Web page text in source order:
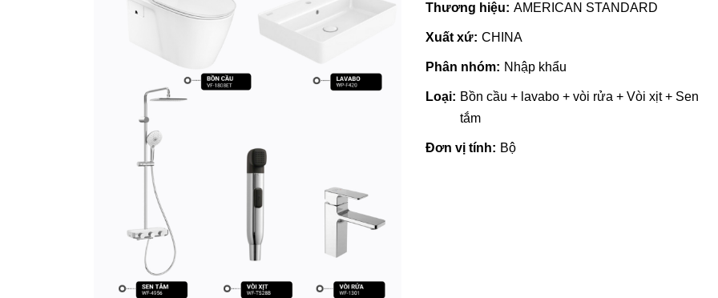
Thương hiệu: AMERICAN STANDARD
Xuất xứ: CHINA
Phân nhóm: Nhập khẩu
Loại: Bồn cầu + lavabo + vòi rửa + Vòi xịt + Sen
tắm
Đơn vị tính: Bộ